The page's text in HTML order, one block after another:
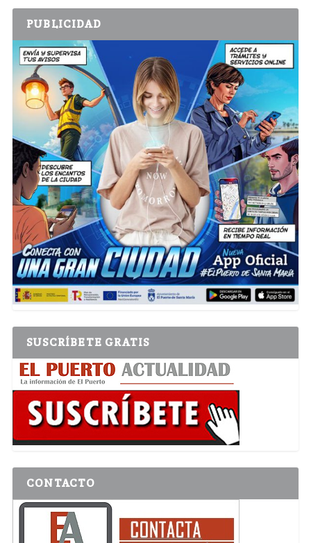
PUBLICIDAD
SUSCRÍBETE GRATIS
CONTACTO